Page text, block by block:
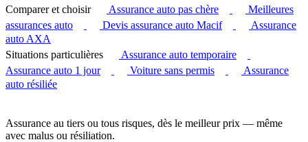
Comparer et choisir
Assurance auto pas chère
Meilleures
assurances auto
Devis assurance auto Macif
Assurance
auto AXA
Situations particulières
Assurance auto temporaire
Assurance auto 1 jour
Voiture sans permis
Assurance
auto résiliée
Assurance au tiers ou tous risques, dès le meilleur prix — même
avec malus ou résiliation.